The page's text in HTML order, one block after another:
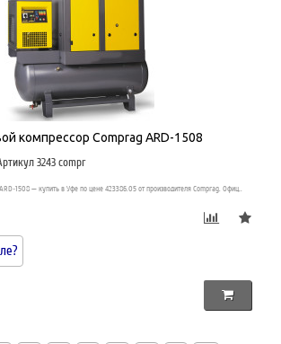
компрессор Comprag ARD-1508
3243 compr
1508 — купить в Уфе по цене 423386.05 от производителя Comprag. Офиц..